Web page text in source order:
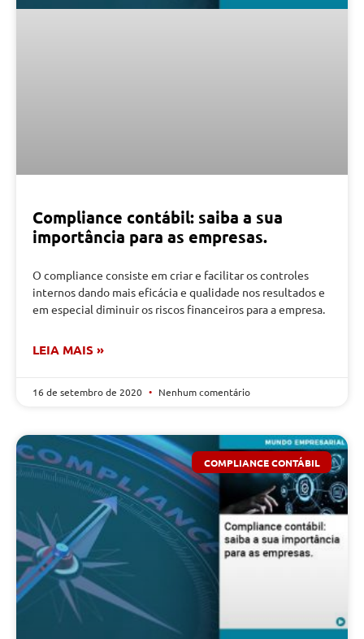
Compliance contábil: saiba a sua
importância para as empresas.
O compliance consiste em criar e facilitar os controles
internos dando mais eficácia e qualidade nos resultados e
em especial diminuir os riscos financeiros para a empresa.
LEIA MAIS »
16 de setembro de 2020 Nenhum comentário
COMPLIANCE CONTÁBIL